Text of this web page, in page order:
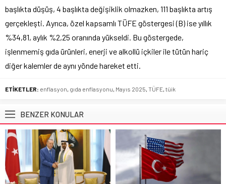
başlıkta düşüş, 4 başlıkta değişiklik olmazken, 111 başlıkta artış
gerçekleşti. Ayrıca, özel kapsamlı TÜFE göstergesi (B) ise yıllık
%34,81, aylık %2,25 oranında yükseldi. Bu göstergede,
işlenmemiş gıda ürünleri, enerji ve alkollü içkiler ile tütün hariç
diğer kalemler de aynı yönde hareket etti.
ETİKETLER: enflasyon, gıda enflasyonu, Mayıs 2025, TÜFE, tüik
BENZER KONULAR